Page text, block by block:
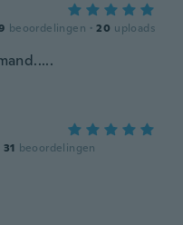
beoordelingen · 20 uploads
31 beoordelingen